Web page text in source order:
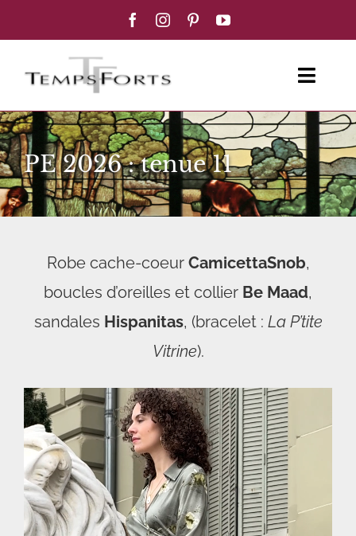
ACCUEIL
FEMME
HOMME
BOUTIQUE
PE 2026 : tenue 11
Robe cache-coeur CamicettaSnob,
boucles d’oreilles et collier Be Maad,
sandales Hispanitas, (bracelet : La P’tite
Vitrine).